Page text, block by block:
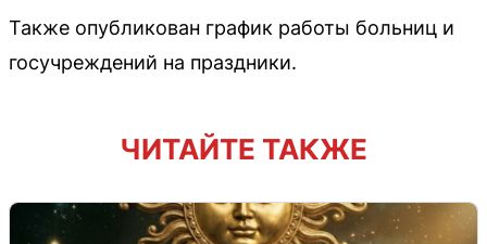
Также опубликован график работы больниц и
госучреждений на праздники.
ЧИТАЙТЕ ТАКЖЕ